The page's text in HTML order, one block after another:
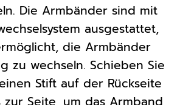
Die Armbänder sind mit
ausgestattet,
die Armbänder
zu wechseln. Schieben Sie
Stift auf der Rückseite
Seite, um das Armband